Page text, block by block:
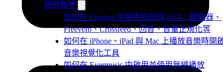
使用教學
如何在 Flacbox 中使用音效與 DSP：壓縮器、
Freeverb、Crossfeed、回音、音量正規化等
如何在 iPhone、iPad 與 Mac 上播放音樂時開
音樂視覺化工具
如何在 Evermusic 中啟用並使用無縫播放